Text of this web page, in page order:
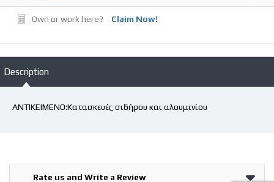
Own or work here? Claim Now!
Description
ΑΝΤΙΚΕΙΜΕΝΟ:Κατασκευές σιδήρου και αλουμινίου
Rate us and Write a Review